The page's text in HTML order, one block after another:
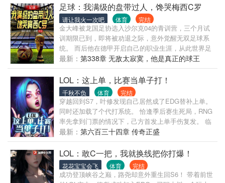
足球：我满级的盘带过人，馋哭梅西C罗
请让我火一次吧 体育 完结
金大峰被龙国足协选入沙尔克04的青训营，三个月试
训期限已到，即将被劝退之际，意外觉醒无双足球系
统。 而后他在德甲开启自己的职业生涯，从此世界足
坛多了一个妖孽天才！ 他可以像罗纳尔多那样在对方
禁区内横冲直撞，最终完成重炮射门！ 也可以像梅西
那种小快灵，依靠无解风骚的盘带技术，连续过掉对
方的后卫防线，轻松把球推进球门！ 还可以像皇马C
罗那样，用闪电般的穆氏反击，配合队友攻破对方大
门。 总之一句话，金大峰就是足坛妖孽，他的表现让
人耳目一新，痴迷不已。 随之而来的，是日耳曼强烈
央求金大峰加入他们的国家队，却被金大峰婉言拒
绝。 国足抓住机会，动员所有领导亲自拜访金大峰。
“大峰！求求你快来国足吧，咱们能否打进世界杯，可
就全靠你了啊！” 金大峰微微一笑：“我可以带领村超
去踢世界杯，至于你们，哪凉快那呆着去！”
最新： 第338章 无敌太寂寞，他是真正的球王
LOL：这上单，比赛当单子打！
千秋不负 体育 完结
穿越回到S7，叶修发现自己居然成了EDG替补上单。
同时还加载了个代打系统。 恰逢季后赛生死局，RNG
率先拿到门票的情况下，己方首发上单手伤复发。 临
危受命间，叶修接过队友手中的接力棒，看向对方五
人。 “你们已经被我包围了！” 小狗:“，带带我！”
Faker:“这上单，我也好想要！” ……
最新： 第六百三十四章 传奇正盛
LOL：敢C一把，我就换线把你打爆！
花花宝宝会飞 体育 完结
成功登顶峡谷之巅，路尧却意外重生回S6！ 带着前世